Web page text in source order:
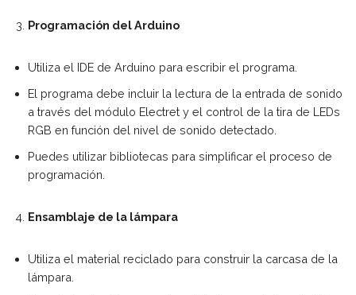
Programación del Arduino
Utiliza el IDE de Arduino para escribir el programa.
El programa debe incluir la lectura de la entrada de sonido
a través del módulo Electret y el control de la tira de LEDs
RGB en función del nivel de sonido detectado.
Puedes utilizar bibliotecas para simplificar el proceso de
programación.
Ensamblaje de la lámpara
Utiliza el material reciclado para construir la carcasa de la
lámpara.